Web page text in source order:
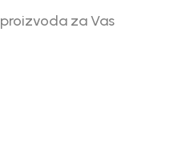
proizvoda za Vas